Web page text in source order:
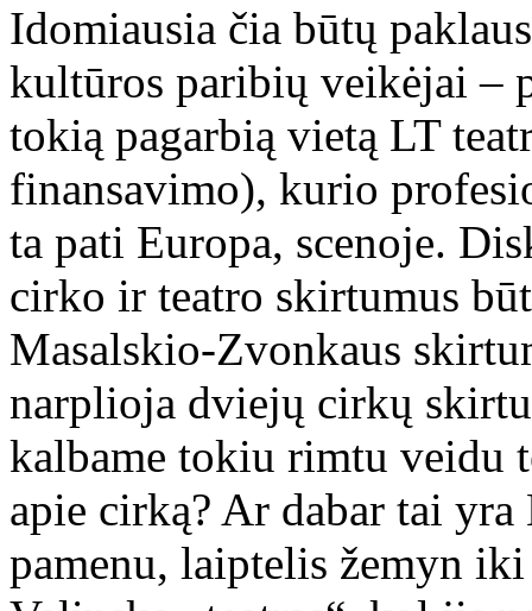
Idomiausia čia būtų
kultūros paribių veikėjai –
tokią pagarbią vietą LT
finansavimo), kurio
ta pati Europa, scenoje.
cirko ir teatro skirtumus
Masalskio-Zvonkaus
narplioja dviejų cirkų
kalbame tokiu rimtu veidu
apie cirką? Ar dabar tai
pamenu, laiptelis žemyn